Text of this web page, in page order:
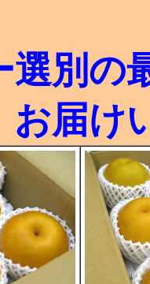
選別の
お届け